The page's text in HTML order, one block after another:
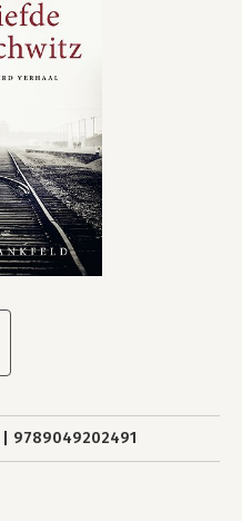
9789049202491